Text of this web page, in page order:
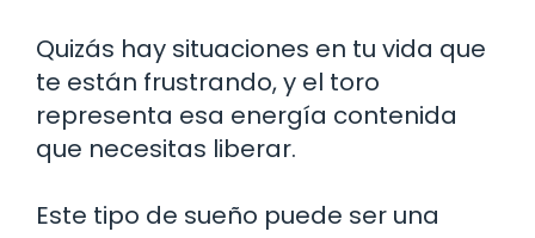
Quizás hay situaciones en tu vida que
te están frustrando, y el toro
representa esa energía contenida
que necesitas liberar.
Este tipo de sueño puede ser una